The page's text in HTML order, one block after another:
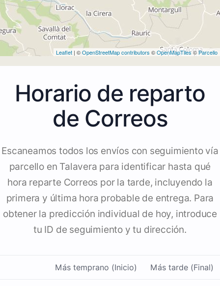
Leaflet | ©OpenStreetMap contributors ©OpenMapTiles©Parcello
Horario de reparto
de Correos
Escaneamos todos los envíos con seguimiento vía
parcello en Talavera para identificar hasta qué
hora reparte Correos por la tarde, incluyendo la
primera y última hora probable de entrega. Para
obtener la predicción individual de hoy, introduce
tu ID de seguimiento y tu dirección.
Más temprano (Inicio) Más tarde (Final)